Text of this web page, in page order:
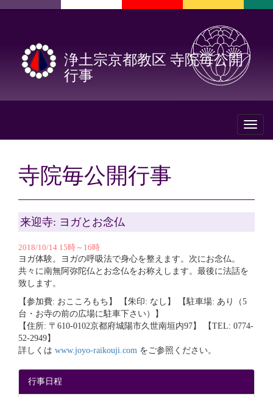
浄土宗京都教区 寺院毎公開
行事
Toggle
寺院毎公開行事
来迎寺: ヨガとお念仏
2018/10/14 15時～16時
ヨガ体験。ヨガの呼吸法で身心を整えます。次にお念仏。
共々に南無阿弥陀仏とお念仏をお称えします。最後に法話を
致します。
【参加費: おこころもち】 【朱印: なし】 【駐車場: あり（5
台・お寺の前の広場に駐車下さい）】
【住所: 〒610-0102京都府城陽市久世南垣内97】 【TEL: 0774-
52-2949】
詳しくは www.joyo-raikouji.com をご参照ください。
行事日程